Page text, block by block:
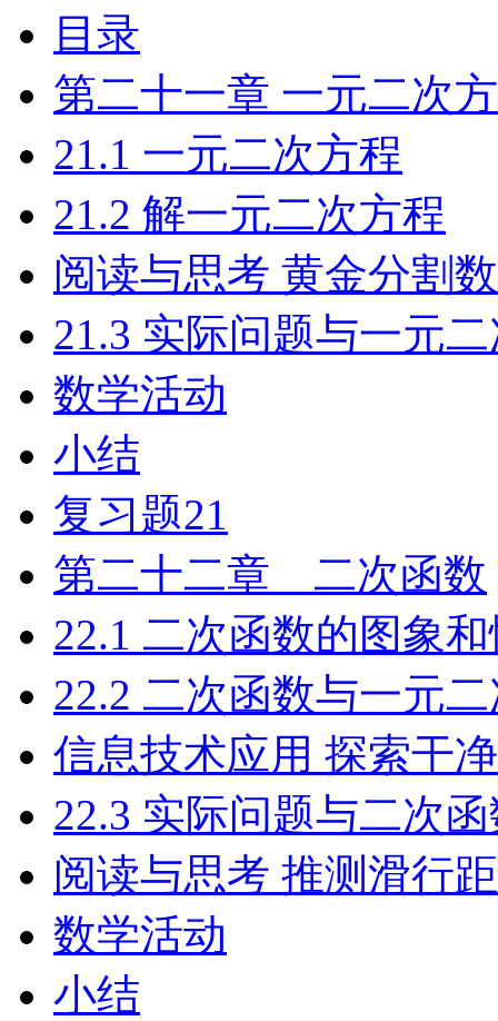
目录
第二十一章 一元二次
21.1 一元二次方程
21.2 解一元二次方程
阅读与思考 黄金分割数
21.3 实际问题与一元
数学活动
小结
复习题21
第二十二章 二次函数
22.1 二次函数的图象
22.2 二次函数与一元
信息技术应用 探索干
22.3 实际问题与二次
阅读与思考 推测滑行
数学活动
小结